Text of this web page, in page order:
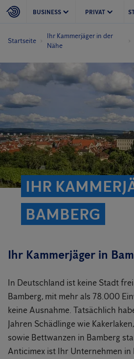
BUSINESS PRIVAT
Startseite
Ihr Kammerjäger in der
Nähe
IHR
BAMBERG
Ihr Kammerjäger in
In Deutschland ist keine Stadt
Bamberg, mit mehr als 78.000
keine Ausnahme. Tatsächlich
Jahren Schädlinge wie
sowie Bettwanzen in Bamberg
Anticimex ist Ihr Unternehmen in